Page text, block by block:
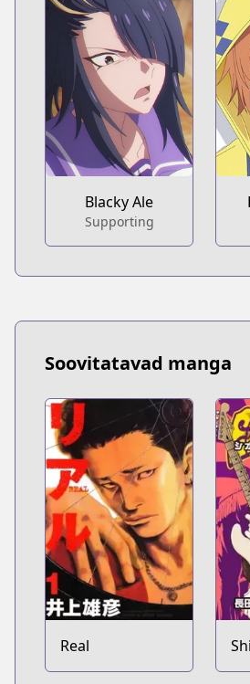
Blacky Ale
Supporting
Soovitatavad manga
Real